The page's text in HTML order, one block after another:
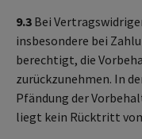
9.3 Bei
insbesondere bei
berechtigt, die
zurückzunehmen. In
Pfändung der
liegt kein Rücktritt